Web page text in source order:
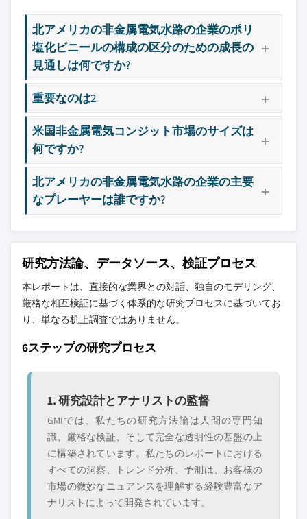
8.13 レデスUSA
8.14 プライム・コンジット
8.15 シュナイダーエレクトリック
8.16 ウェストレイク・パイプ＆フィッティング
ス
主要な競合他社が見当たりませんか？
このレポートに掲載されている企業は厳選さ
れたものであり、競合全体を網羅するもので
はありません。
当社の市場収益計算は、個別にプロファイル
されていないメーカー、販売業者、専門業者
を含む全地域の全プレイヤーを考慮したボト
ムアップ手法を採用しています。プロファイ
ルセクションは戦略的に重要なプレイヤーに
焦点を当てており、市場規模の範囲を定義す
るものではありません。
競合環境には以下も含まれる可能性があります
層に属さない地
域・国内限定のリ
ーダー企業
配する販売代理店
やチャネルパート
ナー
新興の破壊的企
業、スタートアッ
プ、または隣接業
界からの参入者
特定の用途やエン
ドユースに特化し
たニッチプレイヤ
ー
北アメリカの非金属電気水路の企業のポリ
塩化ビニールの構成の区分のための成長の
見通しは何ですか?
重要なのは2
米国非金属電気コンジット市場のサイズは
何ですか?
北アメリカの非金属電気水路の企業の主要
なプレーヤーは誰ですか?
研究方法論、データソース、検証プロセス
本レポートは、直接的な業界との対話、独自のモデリング、
厳格な相互検証に基づく体系的な研究プロセスに基づいてお
り、単なる机上調査ではありません。
6ステップの研究プロセス
1. 研究設計とアナリストの監督
GMIでは、私たちの研究方法論は人間の専門知
識、厳格な検証、そして完全な透明性の基盤の上
に構築されています。私たちのレポートにおける
すべての洞察、トレンド分析、予測は、お客様の
市場の微妙なニュアンスを理解する経験豊富なア
ナリストによって開発されています。